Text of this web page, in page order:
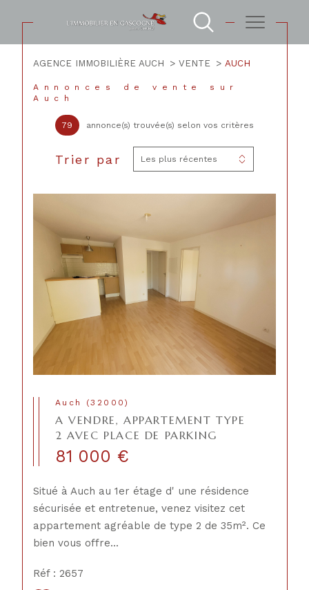
AGENCE IMMOBILIÈRE AUCH VENTE AUCH
Annonces de vente sur
Auch
79 annonce(s) trouvée(s) selon vos critères
Trier par Les plus récentes
Auch (32000)
A VENDRE, APPARTEMENT TYPE
2 AVEC PLACE DE PARKING
81 000 €
Situé à Auch au 1er étage d' une résidence
sécurisée et entretenue, venez visitez cet
appartement agréable de type 2 de 35m². Ce
bien vous offre...
Réf : 2657